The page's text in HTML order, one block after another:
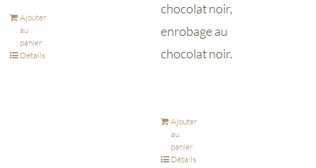
Ajouter
au
panier
Détails
chocolat noir,
enrobage au
chocolat noir.
Ajouter
au
panier
Détails